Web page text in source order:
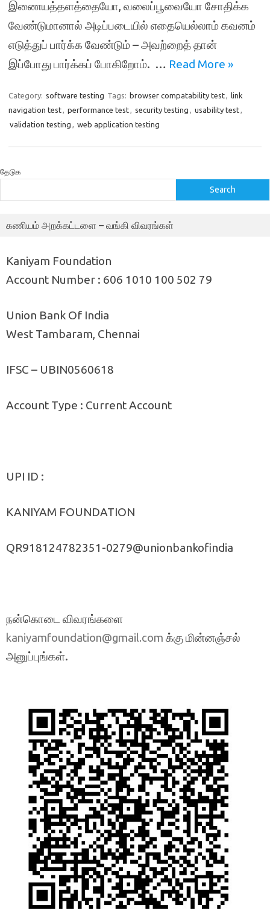
இணையத்தளத்தையோ, வலைப்பூவையோ சோதிக்க
வேண்டுமானால் அடிப்படையில் எதையெல்லாம் கவனம்
எடுத்துப் பார்க்க வேண்டும் – அவற்றைத் தான்
இப்போது பார்க்கப் போகிறோம். … Read More »
Category: software testing Tags: browser compatability test, link
navigation test, performance test, security testing , usability test,
validation testing , web application testing
தேடுக
Search
கணியம் அறக்கட்டளை – வங்கி விவரங்கள்
Kaniyam Foundation
Account Number : 606 1010 100 502 79
Union Bank Of India
West Tambaram, Chennai
IFSC – UBIN0560618
Account Type : Current Account
UPI ID :
KANIYAM FOUNDATION
QR918124782351-0279@unionbankofindia
நன்கொடை விவரங்களை
kaniyamfoundation@gmail.com க்கு மின்னஞ்சல்
அனுப்புங்கள்.